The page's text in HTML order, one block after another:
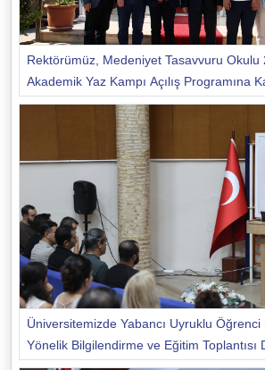
Rektörümüz, Medeniyet Tasavvuru Okulu
Akademik Yaz Kampı Açılış Programına
Üniversitemizde Yabancı Uyruklu Öğrenci
Yönelik Bilgilendirme ve Eğitim Toplantısı